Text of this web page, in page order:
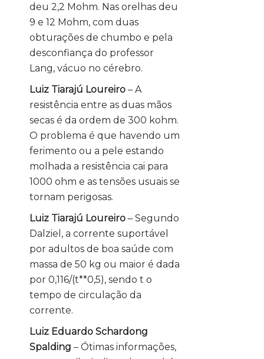
deu 2,2 Mohm. Nas orelhas deu
9 e 12 Mohm, com duas
obturações de chumbo e pela
desconfiança do professor
Lang, vácuo no cérebro.
Luiz Tiarajú Loureiro – A
resistência entre as duas mãos
secas é da ordem de 300 kohm.
O problema é que havendo um
ferimento ou a pele estando
molhada a resistência cai para
1000 ohm e as tensões usuais se
tornam perigosas.
Luiz Tiarajú Loureiro – Segundo
Dalziel, a corrente suportável
por adultos de boa saúde com
massa de 50 kg ou maior é dada
por 0,116/(t**0,5), sendo t o
tempo de circulação da
corrente.
Luiz Eduardo Schardong
Spalding – Ótimas informações,